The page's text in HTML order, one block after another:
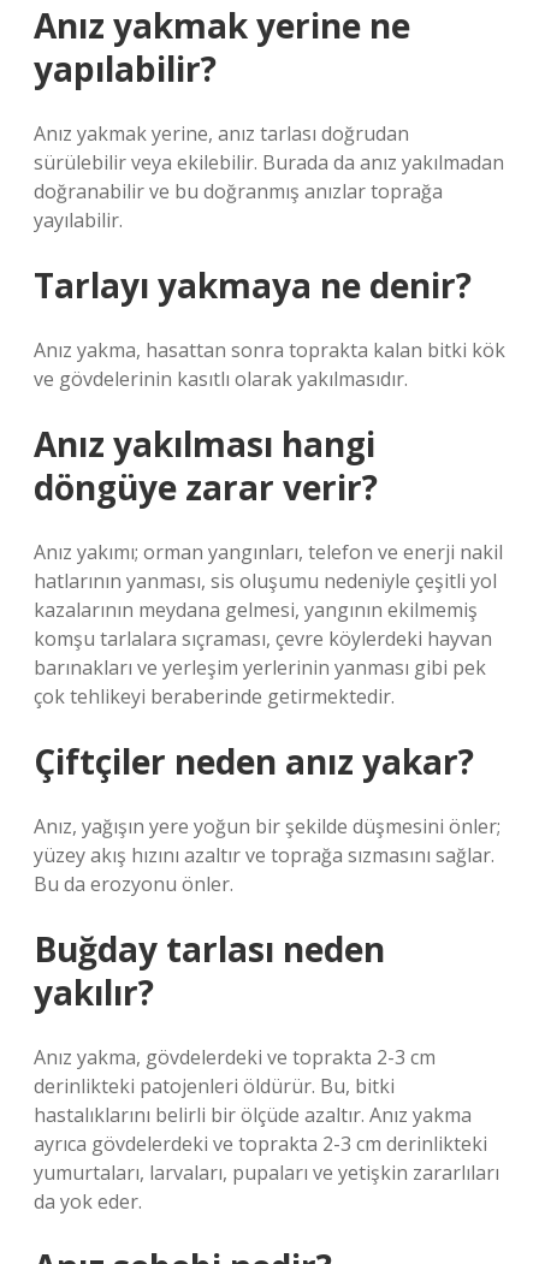
Anız yakmak yerine ne
yapılabilir?
Anız yakmak yerine, anız tarlası doğrudan
sürülebilir veya ekilebilir. Burada da anız yakılmadan
doğranabilir ve bu doğranmış anızlar toprağa
yayılabilir.
Tarlayı yakmaya ne denir?
Anız yakma, hasattan sonra toprakta kalan bitki kök
ve gövdelerinin kasıtlı olarak yakılmasıdır.
Anız yakılması hangi
döngüye zarar verir?
Anız yakımı; orman yangınları, telefon ve enerji nakil
hatlarının yanması, sis oluşumu nedeniyle çeşitli yol
kazalarının meydana gelmesi, yangının ekilmemiş
komşu tarlalara sıçraması, çevre köylerdeki hayvan
barınakları ve yerleşim yerlerinin yanması gibi pek
çok tehlikeyi beraberinde getirmektedir.
Çiftçiler neden anız yakar?
Anız, yağışın yere yoğun bir şekilde düşmesini önler;
yüzey akış hızını azaltır ve toprağa sızmasını sağlar.
Bu da erozyonu önler.
Buğday tarlası neden
yakılır?
Anız yakma, gövdelerdeki ve toprakta 2-3 cm
derinlikteki patojenleri öldürür. Bu, bitki
hastalıklarını belirli bir ölçüde azaltır. Anız yakma
ayrıca gövdelerdeki ve toprakta 2-3 cm derinlikteki
yumurtaları, larvaları, pupaları ve yetişkin zararlıları
da yok eder.